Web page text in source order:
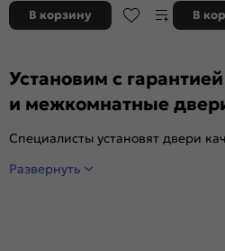
В корзину В
Установим с
и межкомнатные
Специалисты установят двери
Развернуть